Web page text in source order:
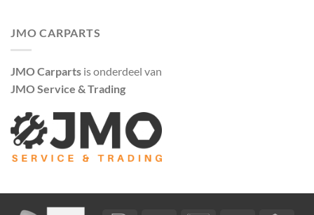
JMO CARPARTS
JMO Carparts is onderdeel van
JMO Service & Trading